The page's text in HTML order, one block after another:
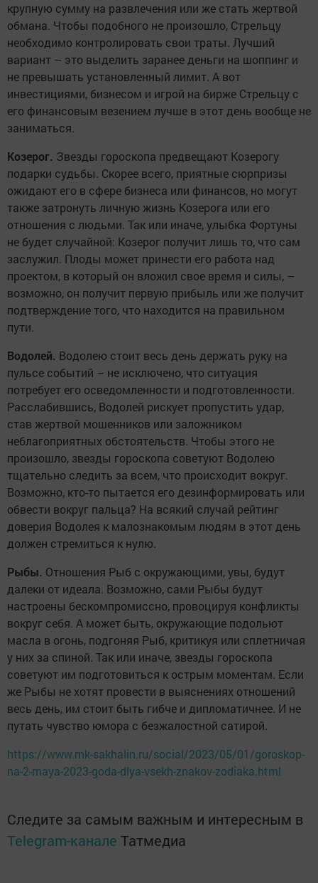
крупную сумму на развлечения или же стать жертвой
обмана. Чтобы подобного не произошло, Стрельцу
необходимо контролировать свои траты. Лучший
вариант – это выделить заранее деньги на шоппинг и
не превышать установленный лимит. А вот
инвестициями, бизнесом и игрой на бирже Стрельцу с
его финансовым везением лучше в этот день вообще не
заниматься.
Козерог. Звезды гороскопа предвещают Козерогу
подарки судьбы. Скорее всего, приятные сюрпризы
ожидают его в сфере бизнеса или финансов, но могут
также затронуть личную жизнь Козерога или его
отношения с людьми. Так или иначе, улыбка Фортуны
не будет случайной: Козерог получит лишь то, что сам
заслужил. Плоды может принести его работа над
проектом, в который он вложил свое время и силы, –
возможно, он получит первую прибыль или же получит
подтверждение того, что находится на правильном
пути.
Водолей. Водолею стоит весь день держать руку на
пульсе событий – не исключено, что ситуация
потребует его осведомленности и подготовленности.
Расслабившись, Водолей рискует пропустить удар,
став жертвой мошенников или заложником
неблагоприятных обстоятельств. Чтобы этого не
произошло, звезды гороскопа советуют Водолею
тщательно следить за всем, что происходит вокруг.
Возможно, кто-то пытается его дезинформировать или
обвести вокруг пальца? На всякий случай рейтинг
доверия Водолея к малознакомым людям в этот день
должен стремиться к нулю.
Рыбы. Отношения Рыб с окружающими, увы, будут
далеки от идеала. Возможно, сами Рыбы будут
настроены бескомпромиссно, провоцируя конфликты
вокруг себя. А может быть, окружающие подольют
масла в огонь, подгоняя Рыб, критикуя или сплетничая
у них за спиной. Так или иначе, звезды гороскопа
советуют им подготовиться к острым моментам. Если
же Рыбы не хотят провести в выяснениях отношений
весь день, им стоит быть гибче и дипломатичнее. И не
путать чувство юмора с безжалостной сатирой.
https://www.mk-sakhalin.ru/social/2023/05/01/goroskop-
na-2-maya-2023-goda-dlya-vsekh-znakov-zodiaka.html
Следите за самым важным и интересным в
Telegram-канале Татмедиа